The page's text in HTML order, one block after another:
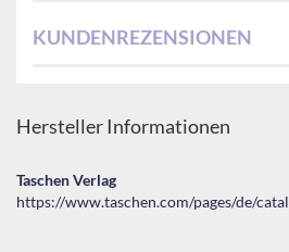
KUNDENREZENSIONEN
Hersteller Informationen
Taschen Verlag
https://www.taschen.com/pages/de/